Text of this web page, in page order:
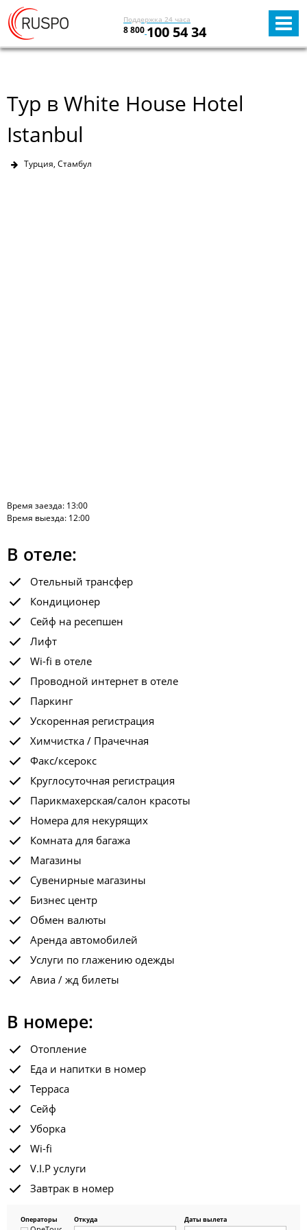
Поддержка 24 часа
8 800 100 54 34
Тур в White House Hotel
Istanbul
Турция, Стамбул
Время заезда: 13:00
Время выезда: 12:00
В отеле:
Отельный трансфер
Кондиционер
Сейф на ресепшен
Лифт
Wi-fi в отеле
Проводной интернет в отеле
Паркинг
Ускоренная регистрация
Химчистка / Прачечная
Факс/ксерокс
Круглосуточная регистрация
Парикмахерская/салон красоты
Номера для некурящих
Комната для багажа
Магазины
Сувенирные магазины
Бизнес центр
Обмен валюты
Аренда автомобилей
Услуги по глажению одежды
Авиа / жд билеты
В номере:
Отопление
Еда и напитки в номер
Терраса
Сейф
Уборка
Wi-fi
V.I.P услуги
Завтрак в номер
Операторы Откуда Даты вылета